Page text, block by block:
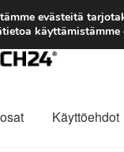
Käyttöehdot
evästeitä